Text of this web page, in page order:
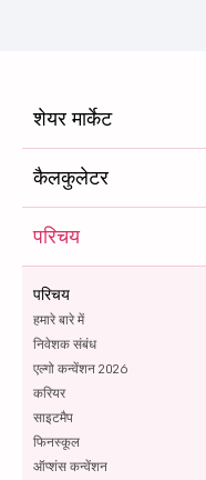
शेयर मार्केट
कैलकुलेटर
परिचय
परिचय
हमारे बारे में
निवेशक संबंध
एल्गो कन्वेंशन 2026
करियर
साइटमैप
फिनस्कूल
ऑप्शंस कन्वेंशन